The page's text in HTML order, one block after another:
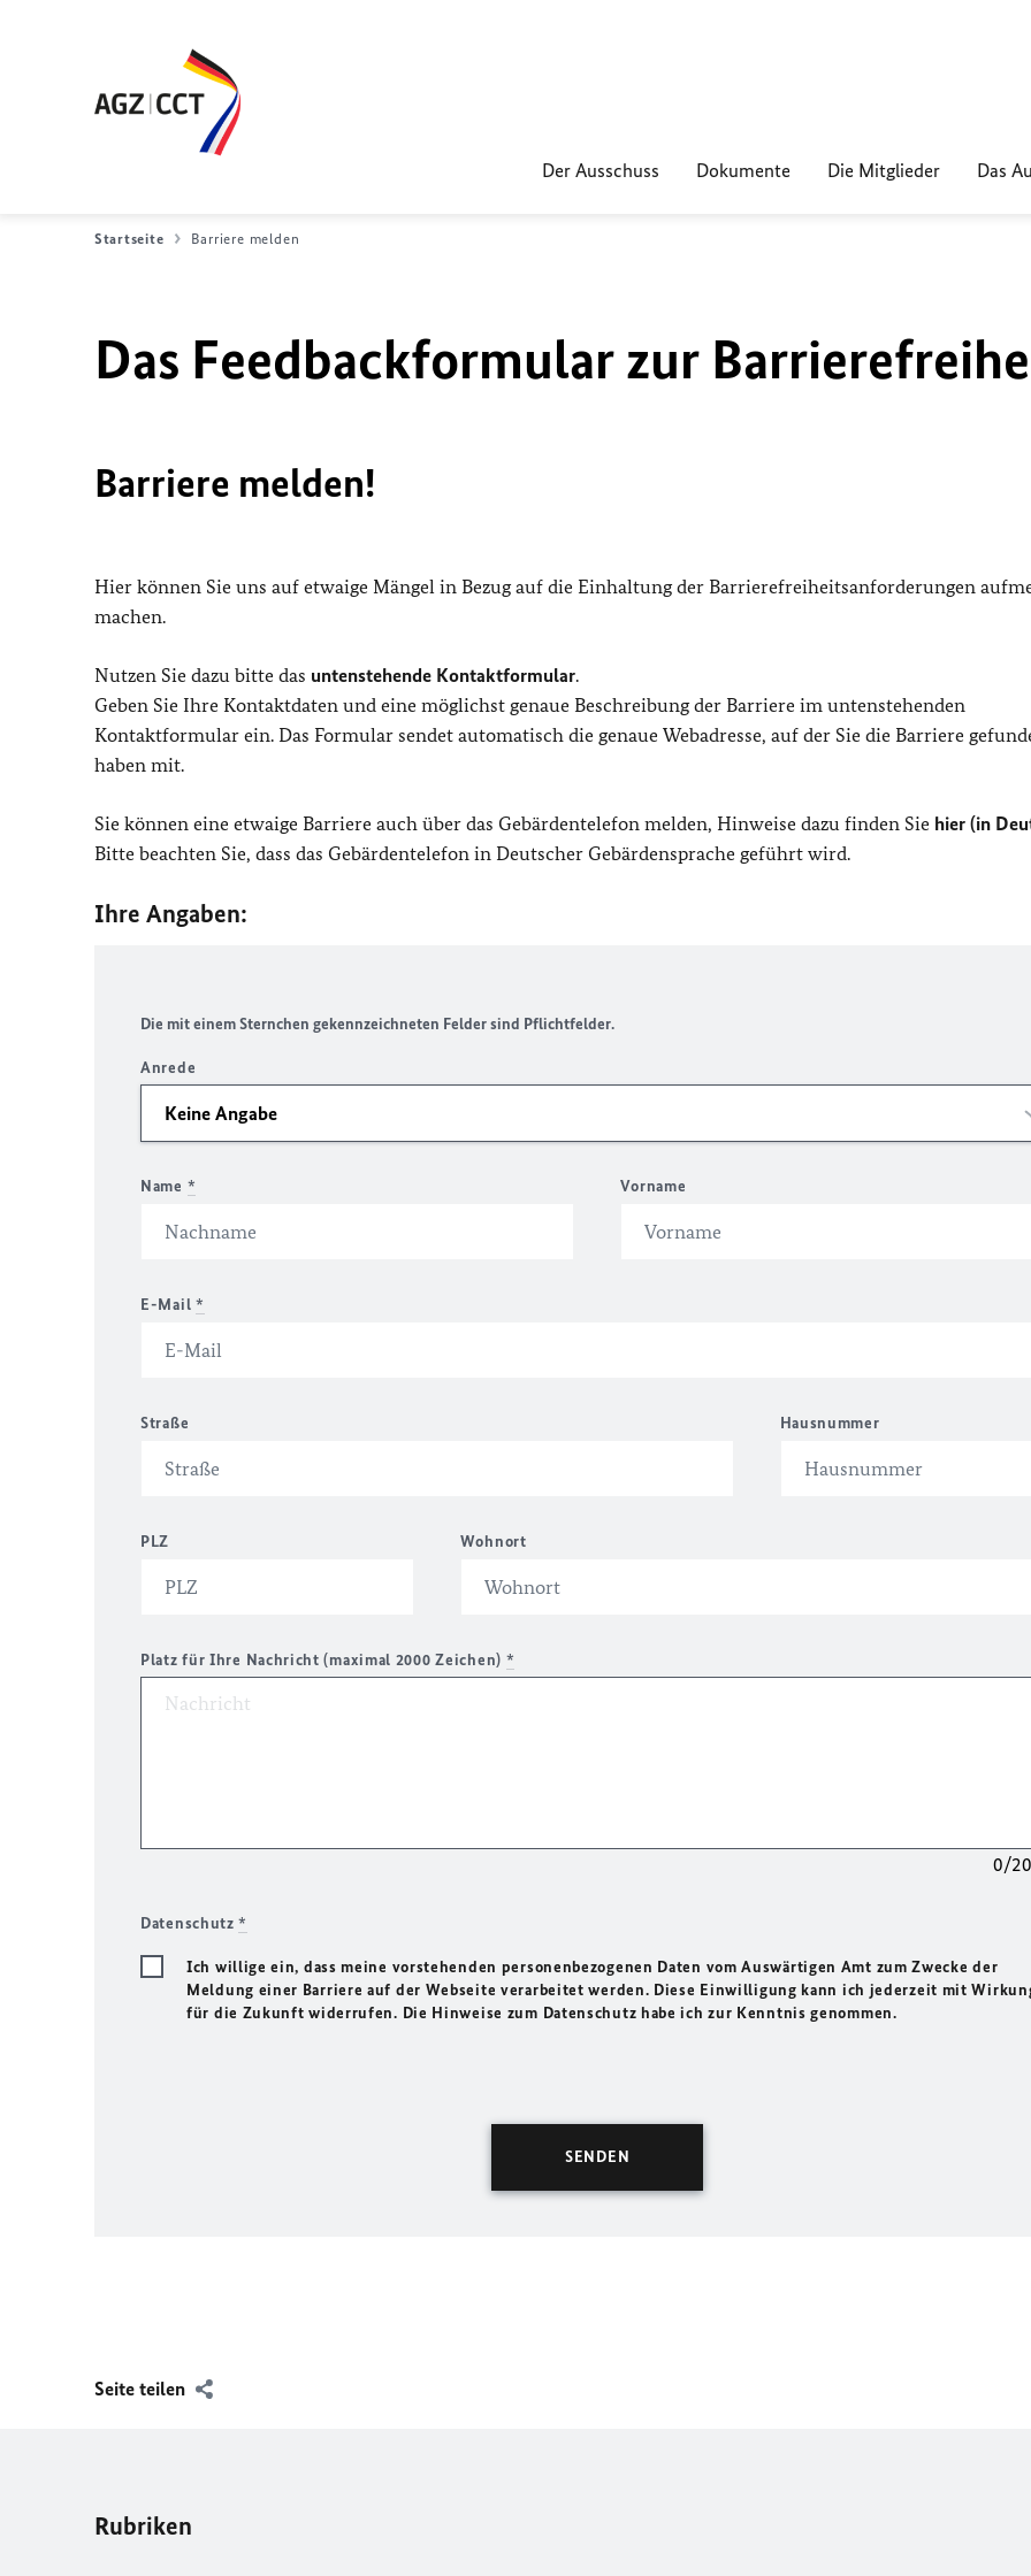
Der Ausschuss Dokumente Die Mitglieder Das
Startseite Barriere melden
Das Feedbackformular zur
Barriere melden!
Hier können Sie uns auf etwaige Mängel in Bezug auf die Einhaltung der Barrierefreiheitsanforderungen
machen.
Nutzen Sie dazu bitte das untenstehende Kontaktformular.
Geben Sie Ihre Kontaktdaten und eine möglichst genaue Beschreibung der Barriere im untenstehenden
Kontaktformular ein. Das Formular sendet automatisch die genaue Webadresse, auf der Sie die Barriere
haben mit.
Sie können eine etwaige Barriere auch über das Gebärdentelefon melden, Hinweise dazu finden Sie hier (in
Bitte beachten Sie, dass das Gebärdentelefon in Deutscher Gebärdensprache geführt wird.
Ihre Angaben:
Die mit einem Sternchen gekennzeichneten Felder sind Pflichtfelder.
Anrede
Name * Vorname
E-Mail *
Straße Hausnummer
PLZ Wohnort
Platz für Ihre Nachricht (maximal 2000 Zeichen) *
0/
Datenschutz*
Ich willige ein, dass meine vorstehenden personenbezogenen Daten vom Auswärtigen Amt zum Zwecke der
Meldung einer Barriere auf der Webseite verarbeitet werden. Diese Einwilligung kann ich jederzeit mit
für die Zukunft widerrufen. Die Hinweise zum Datenschutz habe ich zur Kenntnis genommen.
Seite teilen
Rubriken